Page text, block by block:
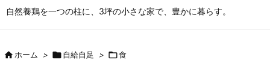
自然養鶏を一つの柱に、3坪の小さな家で、豊かに暮らす。
ホーム > 自給自足 > 食